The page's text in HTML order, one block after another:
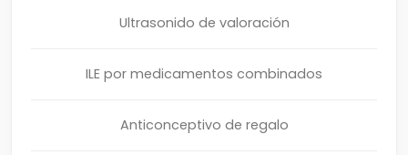
Ultrasonido de valoración
ILE por medicamentos combinados
Anticonceptivo de regalo